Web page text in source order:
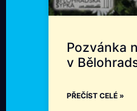
Pozvánka
v
PŘEČÍST CELÉ »